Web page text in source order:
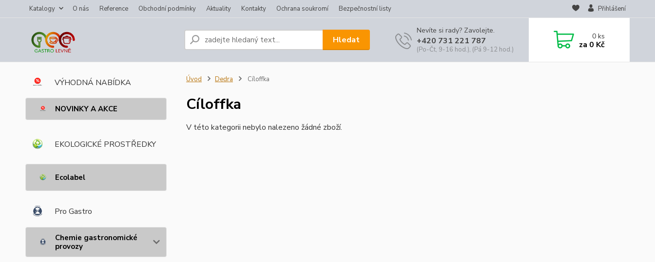
Katalogy O nás Reference Obchodní podmínky Aktuality Kontakty Ochrana soukromí Bezpečnostní listy Přihlášení
Hledat
Nevíte si rady? Zavolejte.
+420 731 221 787
(Po-Čt, 9-16 hod.), (Pá 9-12 hod.)
0ks
za 0 Kč
VÝHODNÁ NABÍDKA
NOVINKY A AKCE
EKOLOGICKÉ PROSTŘEDKY
Ecolabel
Pro Gastro
Chemie gastronomické
provozy
Úvod Dedra Cíloffka
Cíloffka
V této kategorii nebylo nalezeno žádné zboží.